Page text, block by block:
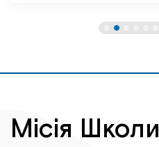
Місія Школи